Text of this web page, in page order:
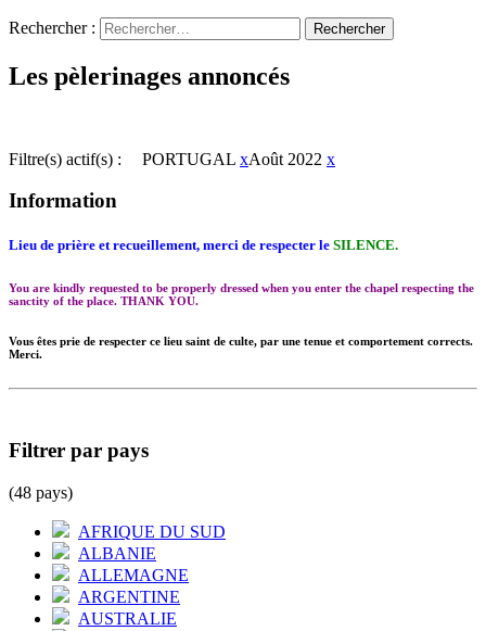
Rechercher :
Les pèlerinages annoncés
Filtre(s) actif(s) : PORTUGAL xAoût 2022 x
Information
Lieu de prière et recueillement, merci de respecter le SILENCE.
You are kindly requested to be properly dressed when you enter the chapel respecting the
sanctity of the place. THANK YOU.
Vous êtes prie de respecter ce lieu saint de culte, par une tenue et comportement corrects.
Merci.
Filtrer par pays
(48 pays)
AFRIQUE DU SUD
ALBANIE
ALLEMAGNE
ARGENTINE
AUSTRALIE